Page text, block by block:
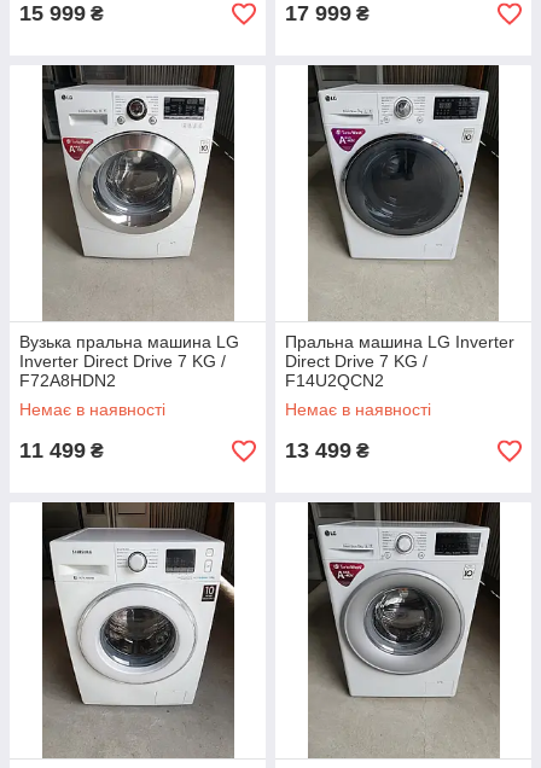
15 999 ₴ 17 999 ₴
Вузька пральна машина LG
Inverter Direct Drive 7 KG /
F72A8HDN2
Немає в наявності
11 499 ₴
Пральна машина LG Inverter
Direct Drive 7 KG /
F14U2QCN2
Немає в наявності
13 499 ₴